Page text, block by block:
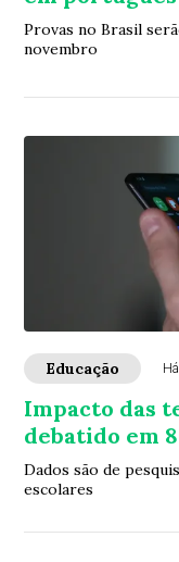
Provas no Brasil
novembro
Educação
Impacto das
debatido em
Dados são de
escolares